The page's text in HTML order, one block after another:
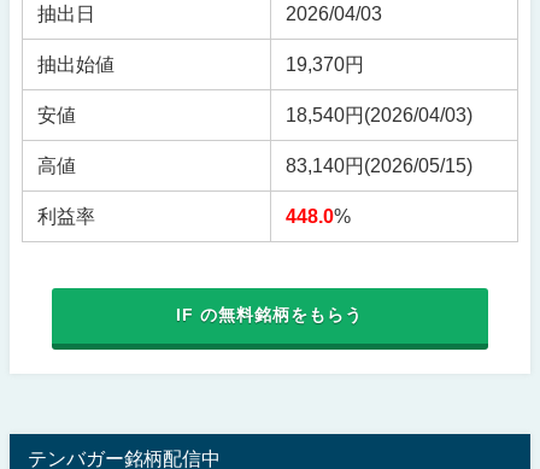
抽出日 2026/04/03
抽出始値 19,370円
安値 18,540円 (2026/04/03)
高値 83,140円 (2026/05/15)
利益率 448.0%
IF の無料銘柄をもらう
テンバガー銘柄配信中